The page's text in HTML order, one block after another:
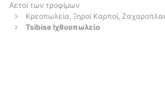
Αετοί των τροφίμων
Κρεοπωλεία, Ξηροί Καρποί,
Tsibise Ιχθυοπωλείο